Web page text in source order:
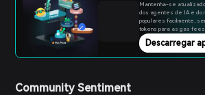
Mantenha-se
dos agentes de IA e do
populares facilmente,
tokens para as gas
Descarregar
Community Sentiment